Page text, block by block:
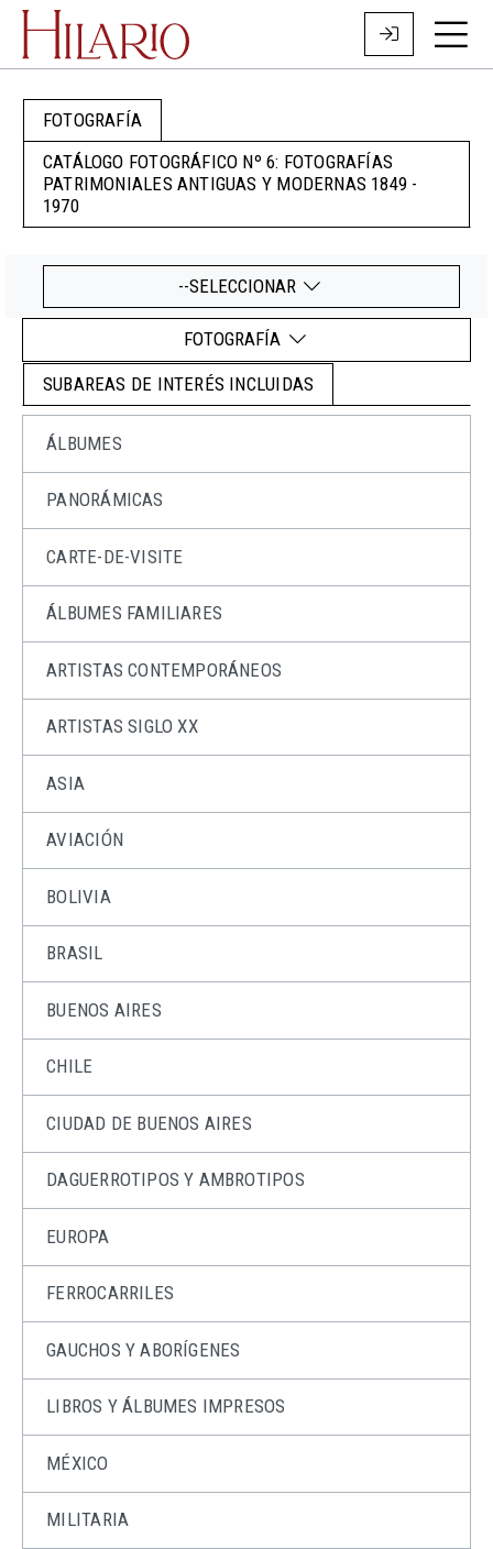
FOTOGRAFÍA
CATÁLOGO FOTOGRÁFICO Nº 6: FOTOGRAFÍAS
PATRIMONIALES ANTIGUAS Y MODERNAS 1849 -
1970
--SELECCIONAR
FOTOGRAFÍA
SUBAREAS DE INTERÉS INCLUIDAS
ÁLBUMES
PANORÁMICAS
CARTE-DE-VISITE
ÁLBUMES FAMILIARES
ARTISTAS CONTEMPORÁNEOS
ARTISTAS SIGLO XX
ASIA
AVIACIÓN
BOLIVIA
BRASIL
BUENOS AIRES
CHILE
CIUDAD DE BUENOS AIRES
DAGUERROTIPOS Y AMBROTIPOS
EUROPA
FERROCARRILES
GAUCHOS Y ABORÍGENES
LIBROS Y ÁLBUMES IMPRESOS
MÉXICO
MILITARIA